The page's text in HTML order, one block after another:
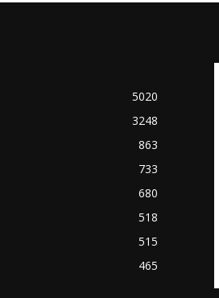
5020
3248
863
733
680
518
515
465